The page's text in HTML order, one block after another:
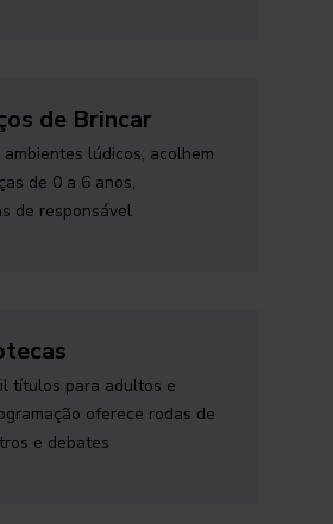
de Brincar
lúdicos, acolhem
de 0 a 6 anos,
de responsável
títulos para adultos e
oferece rodas de
e debates